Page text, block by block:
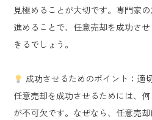
見極めることが大切です。専門家
進めることで、任意売却を成功さ
きるでしょう。
成功させるためのポイント：適
任意売却を成功させるためには、
が不可欠です。なぜなら、任意売